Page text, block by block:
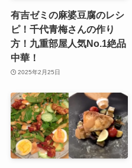
有吉ゼミの麻婆豆腐のレシ
ピ！千代青梅さんの作り
方！九重部屋人気No.1絶品
中華！
2025年2月25日